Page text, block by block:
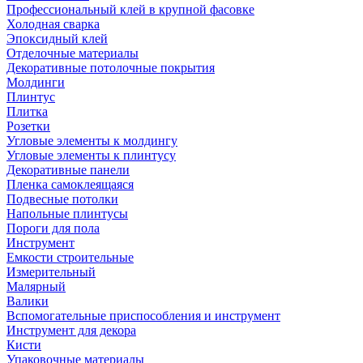
Профессиональный клей в крупной фасовке
Холодная сварка
Эпоксидный клей
Отделочные материалы
Декоративные потолочные покрытия
Молдинги
Плинтус
Плитка
Розетки
Угловые элементы к молдингу
Угловые элементы к плинтусу
Декоративные панели
Пленка самоклеящаяся
Подвесные потолки
Напольные плинтусы
Пороги для пола
Инструмент
Емкости строительные
Измерительный
Малярный
Валики
Вспомогательные приспособления и инструмент
Инструмент для декора
Кисти
Упаковочные материалы